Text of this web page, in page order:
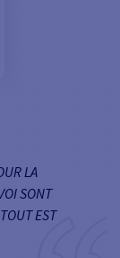
LA
SONT
EST